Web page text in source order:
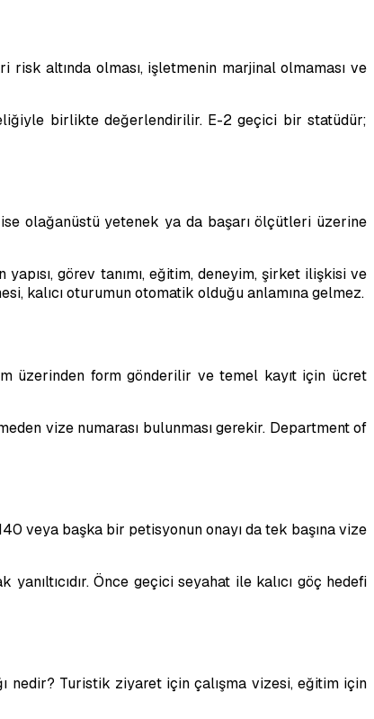
altında olması, işletmenin marjinal olmaması ve
birlikte değerlendirilir. E-2 geçici bir statüdür;
olağanüstü yetenek ya da başarı ölçütleri üzerine
görev tanımı, eğitim, deneyim, şirket ilişkisi ve
kalıcı oturumun otomatik olduğu anlamına gelmez.
üzerinden form gönderilir ve temel kayıt için ücret
vize numarası bulunması gerekir. Department of
veya başka bir petisyonun onayı da tek başına vize
Önce geçici seyahat ile kalıcı göç hedefi
nedir? Turistik ziyaret için çalışma vizesi, eğitim için